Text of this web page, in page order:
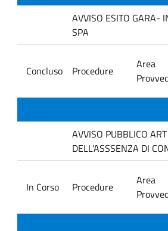
AVVISO ESITO GARA-
SPA
Concluso Procedure
Area
AVVISO PUBBLICO
DELL'ASSSENZA DI
In Corso Procedure
Area